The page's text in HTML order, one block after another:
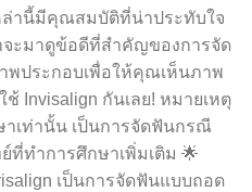
ล่านี้มีคุณสมบัติที่น่าประทับใจ
จะมาดูข้อดีที่สำคัญของการจัด
พประกอบเพื่อให้คุณเห็นภาพ
Invisalign กันเลย! หมายเหตุ
เท่านั้น เป็นการจัดฟันกรณี
ทำการศึกษาเพิ่มเติม 🌟
เป็นการจัดฟันแบบถอด